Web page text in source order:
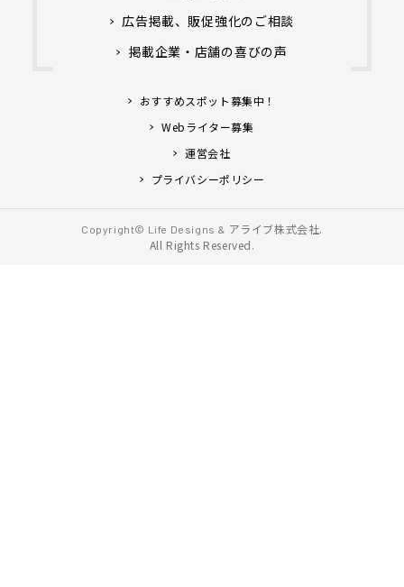
広告掲載、販促強化のご相談
掲載企業・店舗の喜びの声
おすすめスポット募集中！
Webライター募集
運営会社
プライバシーポリシー
Copyright© Life Designs & アライブ株式会社.
All Rights Reserved.